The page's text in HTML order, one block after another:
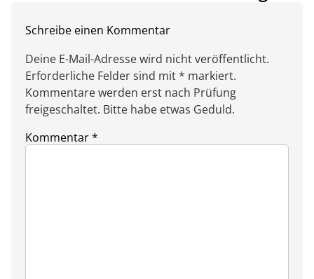
Schreibe einen Kommentar
Deine E-Mail-Adresse wird nicht veröffentlicht.
Erforderliche Felder sind mit * markiert.
Kommentare werden erst nach Prüfung
freigeschaltet. Bitte habe etwas Geduld.
Kommentar*